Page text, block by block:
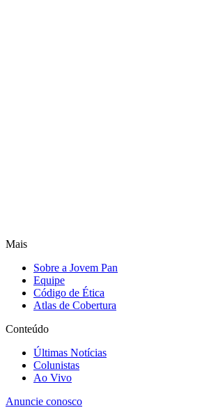
Mais
Sobre a Jovem Pan
Equipe
Código de Ética
Atlas de Cobertura
Conteúdo
Últimas Notícias
Colunistas
Ao Vivo
Anuncie conosco